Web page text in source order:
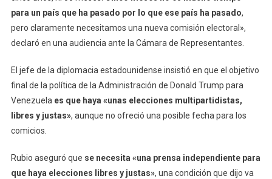
para un país que ha pasado por lo que ese país ha pasado,
pero claramente necesitamos una nueva comisión electoral»,
declaró en una audiencia ante la Cámara de Representantes.
El jefe de la diplomacia estadounidense insistió en que el objetivo
final de la política de la Administración de Donald Trump para
Venezuela es que haya «unas elecciones multipartidistas,
libres y justas», aunque no ofreció una posible fecha para los
comicios.
Rubio aseguró que se necesita «una prensa independiente para
que haya elecciones libres y justas», una condición que dijo va